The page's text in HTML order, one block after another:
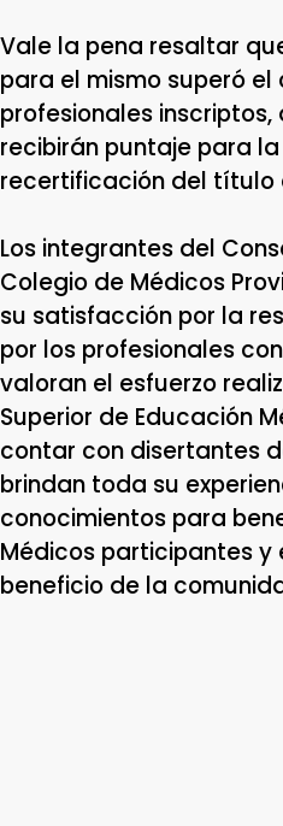
Vale la pena resaltar
para el mismo superó
profesionales inscriptos,
recibirán puntaje para
recertificación del título
Los integrantes del
Colegio de Médicos
su satisfacción por la
por los profesionales
valoran el esfuerzo
Superior de Educación
contar con disertantes
brindan toda su
conocimientos para
Médicos participantes y
beneficio de la